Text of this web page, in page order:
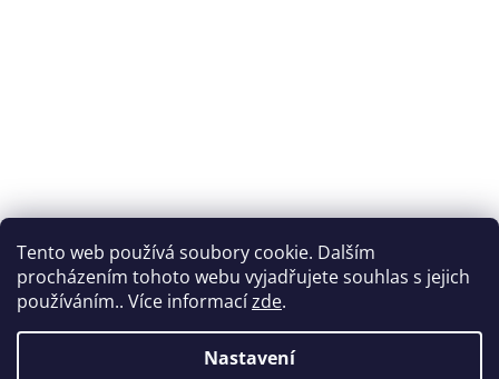
Tento web používá soubory cookie. Dalším
procházením tohoto webu vyjadřujete souhlas s jejich
používáním.. Více informacízde.
Nastavení
Vytvořil Shoptet